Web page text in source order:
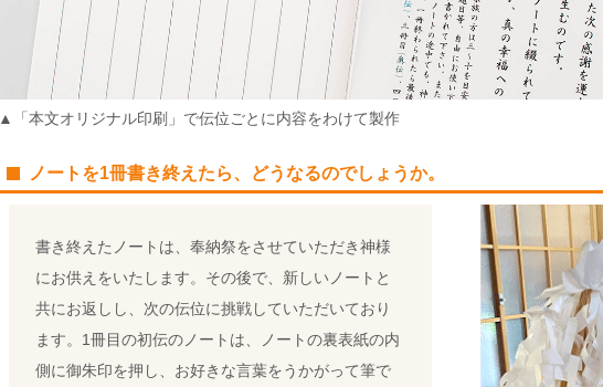
▲「本文オリジナル印刷」で伝位ごとに内容をわけて製作
ノートを1冊書き終えたら、どうなるのでしょうか。
書き終えたノートは、奉納祭をさせていただき神様
にお供えをいたします。その後で、新しいノートと
共にお返しし、次の伝位に挑戦していただいており
ます。1冊目の初伝のノートは、ノートの裏表紙の内
側に御朱印を押し、お好きな言葉をうかがって筆で